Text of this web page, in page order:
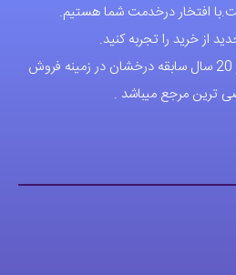
افتخار درخدمت شما هستیم.
از خرید را تجربه کنید.
فروشگاه اقای خاص با بیش از 20 سال سابقه درخشان در زمینه فروش
ترین مرجع میباشد .